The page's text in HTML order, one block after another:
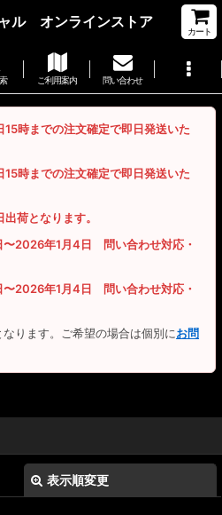
ル オンラインストア
カート
ご利用案内 問い合わせ
時までの注文確定で即日発送いた
時までの注文確定で即日発送いた
荷となります。
2026年1月4日 問い合わせ対応・
2026年1月4日 問い合わせ対応・
ります。ご希望の場合は個別にお問
表示順変更